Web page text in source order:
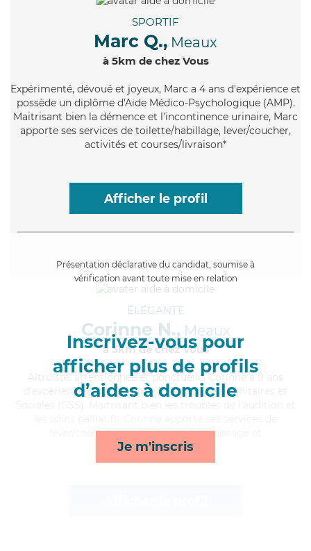
SPORTIF
Marc Q., Meaux
à 5km de chez Vous
Expérimenté, dévoué et joyeux, Marc a 4 ans d'expérience et
possède un diplôme d'Aide Médico-Psychologique (AMP).
Maitrisant bien la démence et l'incontinence urinaire, Marc
apporte ses services de toilette/habillage, lever/coucher,
activités et courses/livraison*
Afficher le profil
Présentation déclarative du candidat, soumise à
vérification avant toute mise en relation
Inscrivez-vous pour
afficher plus de profils
d’aides à domicile
Je m'inscris
ÉLÉGANTE
Corinne N., Meaux
à 5km de chez Vous
, attentionnée et ponctuelle, Corinne a 9 ans
d'expérience et possède un BEP Carrières Sanitaires et
lever/coucher, activités, lessive/repassage et
compagnie/loisirs*